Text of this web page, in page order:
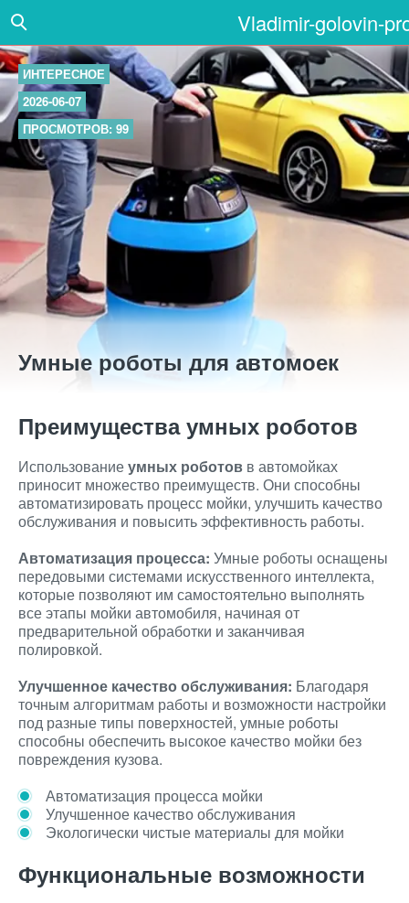
Vladimir-golovin-
ИНТЕРЕСНОЕ
2026-06-07
ПРОСМОТРОВ: 99
Умные роботы для автомоек
Преимущества умных роботов
Использованиеумных роботов в автомойках
приносит множество преимуществ. Они способны
автоматизировать процесс мойки, улучшить качество
обслуживания и повысить эффективность работы.
Автоматизация процесса: Умные роботы оснащены
передовыми системами искусственного интеллекта,
которые позволяют им самостоятельно выполнять
все этапы мойки автомобиля, начиная от
предварительной обработки и заканчивая
полировкой.
Улучшенное качество обслуживания: Благодаря
точным алгоритмам работы и возможности настройки
под разные типы поверхностей, умные роботы
способны обеспечить высокое качество мойки без
повреждения кузова.
Автоматизация процесса мойки
Улучшенное качество обслуживания
Экологически чистые материалы для мойки
Функциональные возможности